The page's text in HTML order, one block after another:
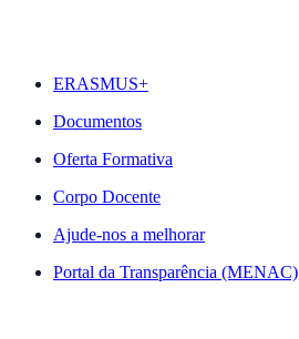
ERASMUS+
Documentos
Oferta Formativa
Corpo Docente
Ajude-nos a melhorar
Portal da Transparência (MENAC)